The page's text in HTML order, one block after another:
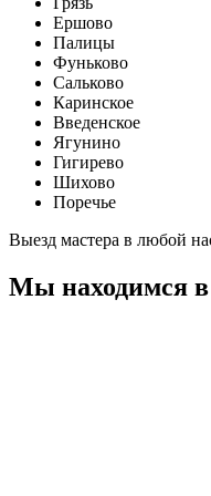
Ершово
Палицы
Фуньково
Сальково
Каринское
Введенское
Ягунино
Гигирево
Шихово
Поречье
Выезд мастера в любой
Мы находимся в